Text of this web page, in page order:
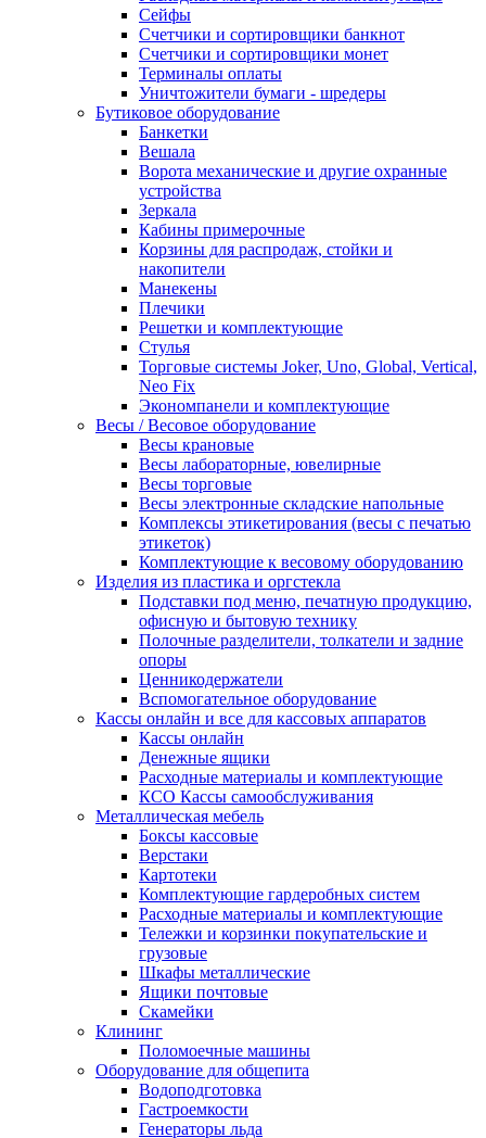
Сейфы
Счетчики и сортировщики банкнот
Счетчики и сортировщики монет
Терминалы оплаты
Уничтожители бумаги - шредеры
Бутиковое оборудование
Банкетки
Вешала
Ворота механические и другие охранные
устройства
Зеркала
Кабины примерочные
Корзины для распродаж, стойки и
накопители
Манекены
Плечики
Решетки и комплектующие
Стулья
Торговые системы Joker, Uno, Global, Vertical,
Neo Fix
Экономпанели и комплектующие
Весы / Весовое оборудование
Весы крановые
Весы лабораторные, ювелирные
Весы торговые
Весы электронные складские напольные
Комплексы этикетирования (весы с печатью
этикеток)
Комплектующие к весовому оборудованию
Изделия из пластика и оргстекла
Подставки под меню, печатную продукцию,
офисную и бытовую технику
Полочные разделители, толкатели и задние
опоры
Ценникодержатели
Вспомогательное оборудование
Кассы онлайн и все для кассовых аппаратов
Кассы онлайн
Денежные ящики
Расходные материалы и комплектующие
КСО Кассы самообслуживания
Металлическая мебель
Боксы кассовые
Верстаки
Картотеки
Комплектующие гардеробных систем
Расходные материалы и комплектующие
Тележки и корзинки покупательские и
грузовые
Шкафы металлические
Ящики почтовые
Скамейки
Клининг
Поломоечные машины
Оборудование для общепита
Водоподготовка
Гастроемкости
Генераторы льда